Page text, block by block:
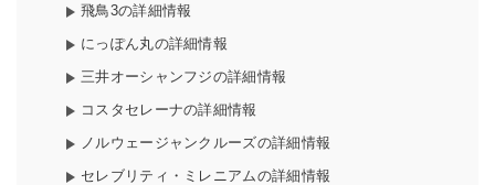
飛鳥3の詳細情報
にっぽん丸の詳細情報
三井オーシャンフジの詳細情報
コスタセレーナの詳細情報
ノルウェージャンクルーズの詳細情報
セレブリティ・ミレニアムの詳細情報